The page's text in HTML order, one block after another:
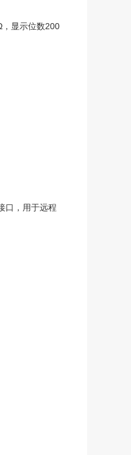
显示位数200
口，用于远程